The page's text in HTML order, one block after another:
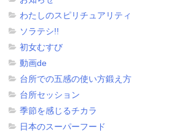
わたしのスピリチュアリティ
ソラテシ!!
初女むすび
動画de
台所での五感の使い方鍛え方
台所セッション
季節を感じるチカラ
日本のスーパーフード